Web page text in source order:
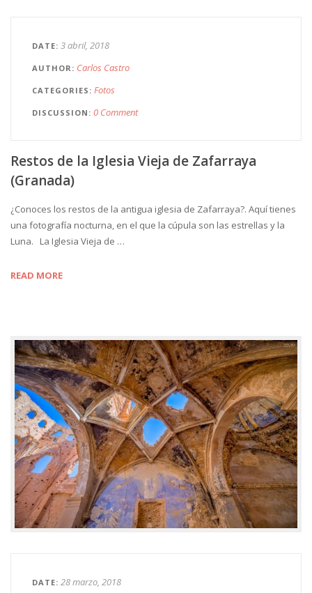
DATE 3 abril, 2018
AUTHOR Carlos Castro
CATEGORIES Fotos
DISCUSSION 0 Comment
Restos de la Iglesia Vieja de Zafarraya
(Granada)
¿Conoces los restos de la antigua iglesia de Zafarraya?. Aquí tienes
una fotografía nocturna, en el que la cúpula son las estrellas y la
Luna. La Iglesia Vieja de …
READ MORE
DATE 28 marzo, 2018